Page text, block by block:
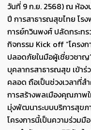
วันที่ 9 ก.ย. 2568) ณ ห้อ
ปี การสาธารณสุขไทย โร
การย์กวินพงศ์ ปลัดกระทร
กิจกรรม Kick off “โครง
ปลอดภัยในมือผู้เชี่ยวชาญ
บุคลากรสาธารณสุข เข้าร่
คลอด ถือเป็นช่วงเวลาที่
การสร้างพลเมืองคุณภาพ
มุ่งพัฒนาระบบบริการสุขภ
โครงการนี้เป็นความร่วม